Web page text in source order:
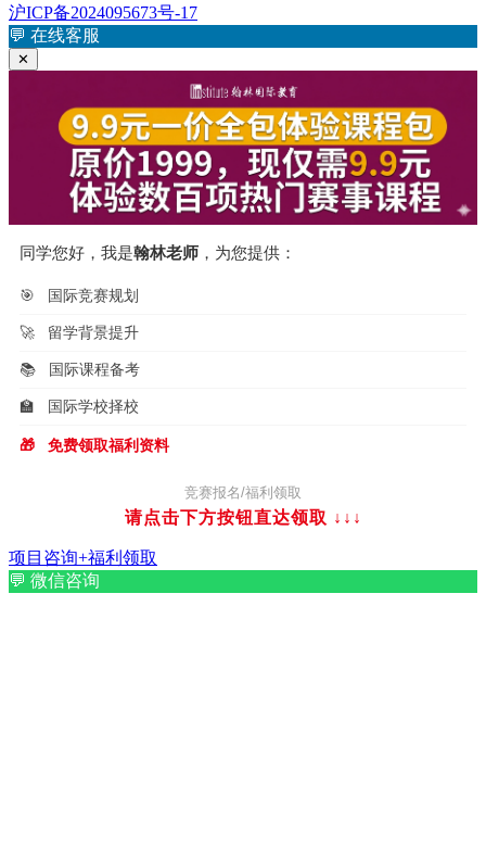
导
航
章：
篇
文
沪ICP备2024095673号-17
💬 在线客服
✕
同学您好，我是翰林老师 ，为您提供：
🎯 国际竞赛规划
🚀 留学背景提升
📚 国际课程备考
🏫 国际学校择校
🎁 免费领取福利资料
竞赛报名/福利领取
请点击下方按钮直达领取 ↓↓↓
项目咨询+福利领取
💬 微信咨询